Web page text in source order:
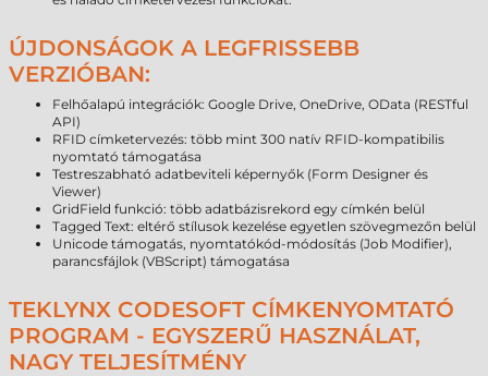
ÚJDONSÁGOK A LEGFRISSEBB
VERZIÓBAN:
Felhőalapú integrációk: Google Drive, OneDrive, OData (RESTful
API)
RFID címketervezés: több mint 300 natív RFID-kompatibilis
nyomtató támogatása
Testreszabható adatbeviteli képernyők (Form Designer és
Viewer)
GridField funkció: több adatbázisrekord egy címkén belül
Tagged Text: eltérő stílusok kezelése egyetlen szövegmezőn belül
Unicode támogatás, nyomtatókód-módosítás (Job Modifier),
parancsfájlok (VBScript) támogatása
TEKLYNX CODESOFT CÍMKENYOMTATÓ
PROGRAM - EGYSZERŰ HASZNÁLAT,
NAGY TELJESÍTMÉNY